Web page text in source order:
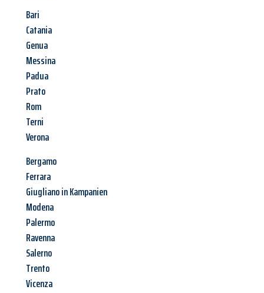
Bari
Catania
Genua
Messina
Padua
Prato
Rom
Terni
Verona
Bergamo
Ferrara
Giugliano in Kampanien
Modena
Palermo
Ravenna
Salerno
Trento
Vicenza